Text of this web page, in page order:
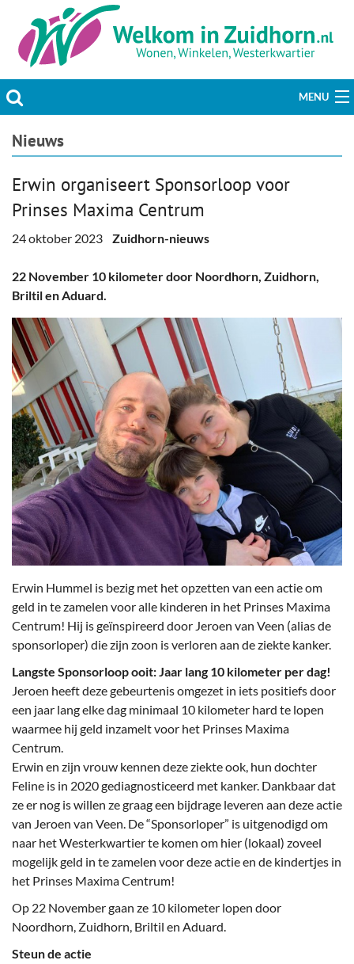
MENU
Actueel
Welzijn & Maatschappij
Bedrijven
Prikbord & Aanbiedingen
Plaats bericht
Nieuws
Erwin organiseert Sponsorloop voor
Prinses Maxima Centrum
24 oktober 2023 Zuidhorn-nieuws
22 November 10 kilometer door Noordhorn, Zuidhorn,
Briltil en Aduard.
Erwin Hummel is bezig met het opzetten van een actie om
geld in te zamelen voor alle kinderen in het Prinses Maxima
Centrum! Hij is geïnspireerd door Jeroen van Veen (alias de
sponsorloper) die zijn zoon is verloren aan de ziekte kanker.
Langste Sponsorloop ooit: Jaar lang 10 kilometer per dag!
Jeroen heeft deze gebeurtenis omgezet in iets positiefs door
een jaar lang elke dag minimaal 10 kilometer hard te lopen
waarmee hij geld inzamelt voor het Prinses Maxima
Centrum.
Erwin en zijn vrouw kennen deze ziekte ook, hun dochter
Feline is in 2020 gediagnosticeerd met kanker. Dankbaar dat
ze er nog is willen ze graag een bijdrage leveren aan deze actie
van Jeroen van Veen. De “Sponsorloper” is uitgenodigd om
naar het Westerkwartier te komen om hier (lokaal) zoveel
mogelijk geld in te zamelen voor deze actie en de kindertjes in
het Prinses Maxima Centrum!
Op 22 November gaan ze 10 kilometer lopen door
Noordhorn, Zuidhorn, Briltil en Aduard.
Steun de actie